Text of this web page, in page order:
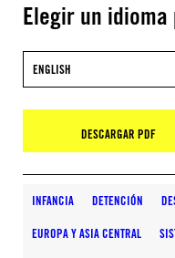
Elegir un
ENGLISH
DESCARGAR PDF
INFANCIA DETENCIÓN
EUROPA Y ASIA CENTRAL